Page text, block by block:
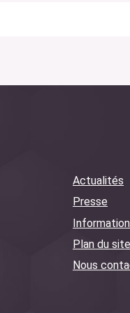
Actualités
Presse
Plan du site
Nous